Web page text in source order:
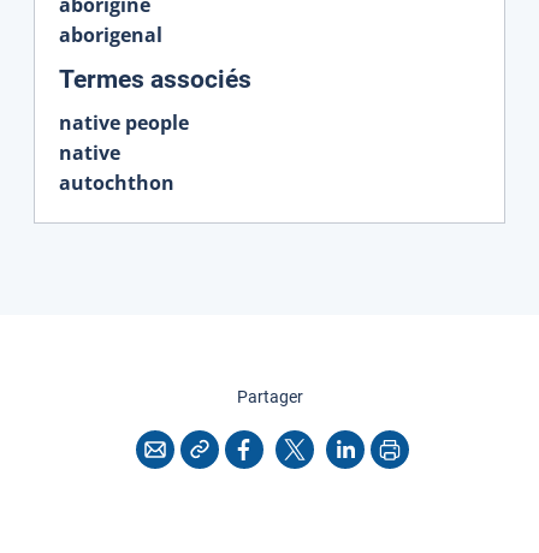
aborigenal
Termes associés
native people
native
autochthon
Partagercette page
CourrielCopier l'adresse
Facebook
X LinkedInImprimer